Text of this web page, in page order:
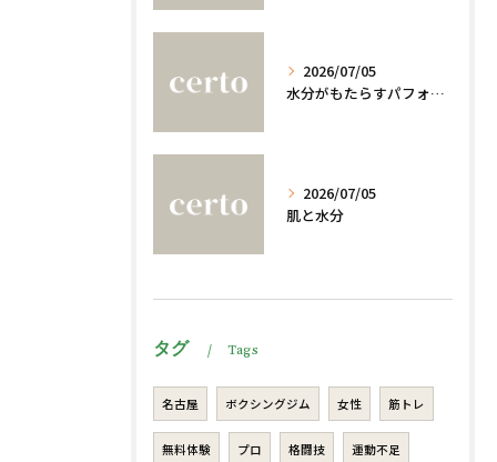
2026/07/05
水分がもたらすパフォーマンスへの影響
2026/07/05
肌と水分
タグ Tags
名古屋 ボクシングジム 女性 筋トレ
無料体験 プロ 格闘技 運動不足